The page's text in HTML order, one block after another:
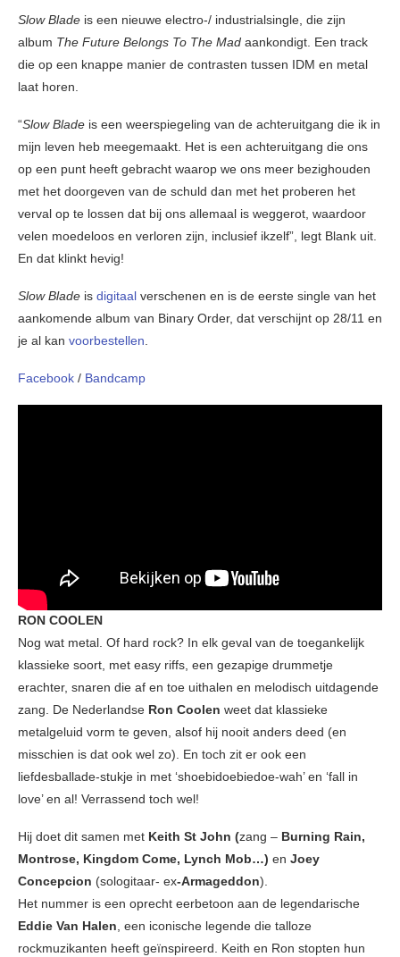
Slow Blade is een nieuwe electro-/ industrialsingle, die zijn
album The Future Belongs To The Mad aankondigt. Een track
die op een knappe manier de contrasten tussen IDM en metal
laat horen.
“Slow Blade is een weerspiegeling van de achteruitgang die ik in
mijn leven heb meegemaakt. Het is een achteruitgang die ons
op een punt heeft gebracht waarop we ons meer bezighouden
met het doorgeven van de schuld dan met het proberen het
verval op te lossen dat bij ons allemaal is weggerot, waardoor
velen moedeloos en verloren zijn, inclusief ikzelf”, legt Blank uit.
En dat klinkt hevig!
Slow Blade is digitaal verschenen en is de eerste single van het
aankomende album van Binary Order, dat verschijnt op 28/11 en
je al kan voorbestellen
Facebook / Bandcamp
RON COOLEN
Nog wat metal. Of hard rock? In elk geval van de toegankelijk
klassieke soort, met easy riffs, een gezapige drummetje
erachter, snaren die af en toe uithalen en melodisch uitdagende
zang. De Nederlandse Ron Coolen weet dat klassieke
metalgeluid vorm te geven, alsof hij nooit anders deed (en
misschien is dat ook wel zo). En toch zit er ook een
liefdesballade-stukje in met ‘shoebidoebiedoe-wah’ en ‘fall in
love’ en al! Verrassend toch wel!
Hij doet dit samen met Keith St John (zang – Burning Rain,
Montrose, Kingdom Come, Lynch Mob…) en Joey
Concepcion (sologitaar- ex-Armageddon).
Het nummer is een oprecht eerbetoon aan de legendarische
Eddie Van Halen, een iconische legende die talloze
rockmuzikanten heeft geïnspireerd. Keith en Ron stopten hun